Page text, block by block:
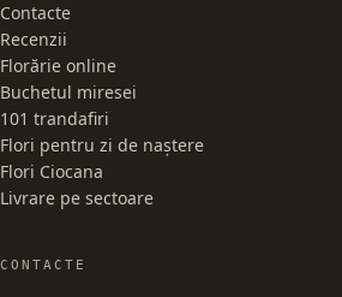
Contacte
Recenzii
Florărie online
Buchetul miresei
101 trandafiri
Flori pentru zi de naștere
Flori Ciocana
Livrare pe sectoare
CONTACTE